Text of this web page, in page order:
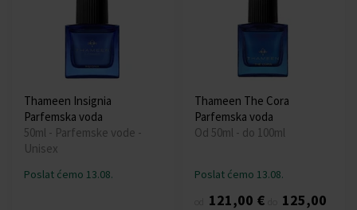
Thameen Insignia
Parfemska voda
50ml - Parfemske vode -
Unisex
Poslat ćemo 13.08.
Thameen The Cora
Parfemska voda
Od 50ml - do 100ml
Poslat ćemo 13.08.
121,00 €
125,00